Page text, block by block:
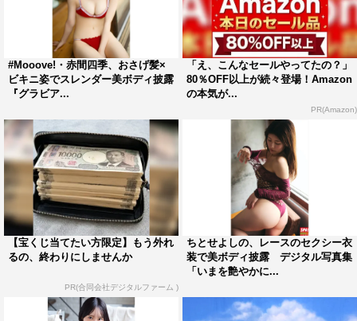
#Mooove!・赤間四季、おさげ髪×
ビキニ姿でスレンダー美ボディ披露
『グラビア...
「え、こんなセールやってたの？」
80％OFF以上が続々登場！Amazon
の本気が...
PR(Amazon)
【宝くじ当てたい方限定】もう外れ
るの、終わりにしませんか
PR(合同会社デジタルファーム )
ちとせよしの、レースのセクシー衣
装で美ボディ披露 デジタル写真集
「いまを艶やかに...